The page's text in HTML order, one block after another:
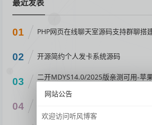
最近发表
01 PHP网页在线聊天室源码支持群聊搭
02 开源简约个人发卡系统源码
03
二开MDYS14.0/2025版亲测可用-苹
04
网站公告
欢迎访问听风博客